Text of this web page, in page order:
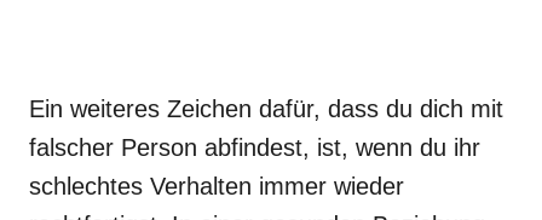
Ein weiteres Zeichen dafür, dass du dich mit
falscher Person abfindest, ist, wenn du ihr
schlechtes Verhalten immer wieder